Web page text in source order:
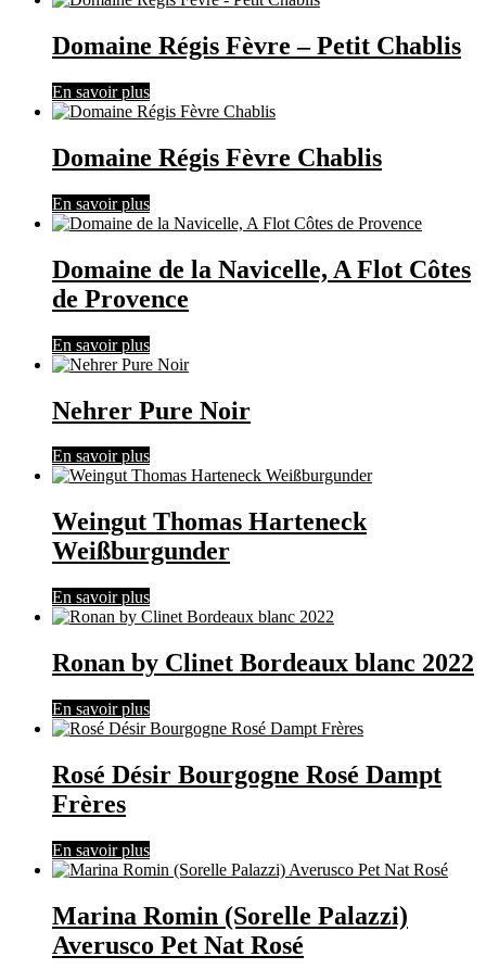
Domaine Régis Fèvre – Petit Chablis
En savoir plus
Domaine Régis Fèvre Chablis
En savoir plus
Domaine de la Navicelle, A Flot Côtes
de Provence
En savoir plus
Nehrer Pure Noir
En savoir plus
Weingut Thomas Harteneck
Weißburgunder
En savoir plus
Ronan by Clinet Bordeaux blanc 2022
En savoir plus
Rosé Désir Bourgogne Rosé Dampt
Frères
En savoir plus
Marina Romin (Sorelle Palazzi)
Averusco Pet Nat Rosé